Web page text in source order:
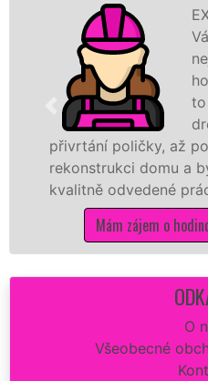
EXTRA MANŽEL pro
Vás zajišťuje v
nejkvalitnější služby
hodinového
to od těch
drobností jako je
až po komplexní
domu a bytu se zárukou
práce
zájem o hodinový manžel v Žulové
O
Všeobecné